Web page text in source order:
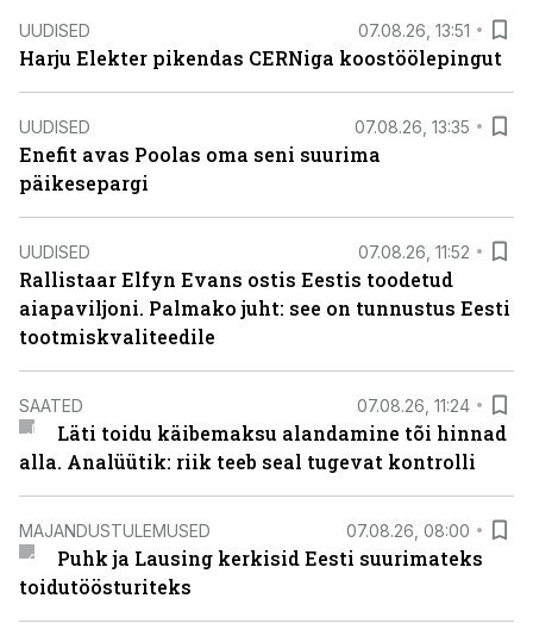
UUDISED 07.08.26, 13:51
Harju Elekter pikendas CERNiga koostöölepingut
UUDISED 07.08.26, 13:35
Enefit avas Poolas oma seni suurima
päikesepargi
UUDISED 07.08.26, 11:52
Rallistaar Elfyn Evans ostis Eestis toodetud
aiapaviljoni. Palmako juht: see on tunnustus Eesti
tootmiskvaliteedile
SAATED 07.08.26, 11:24
Läti toidu käibemaksu alandamine tõi hinnad
alla. Analüütik: riik teeb seal tugevat kontrolli
MAJANDUSTULEMUSED 07.08.26, 08:00
Puhk ja Lausing kerkisid Eesti suurimateks
toidutöösturiteks